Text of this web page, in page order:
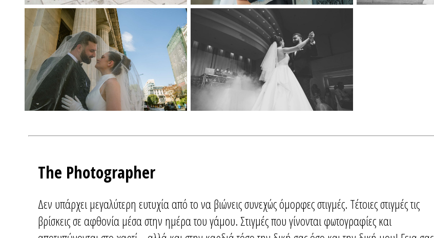
The Photographer
Δεν υπάρχει μεγαλύτερη ευτυχία από το να βιώνεις συνεχώς όμορφες στιγμές. Τέτοιες στιγμές τις
βρίσκεις σε αφθονία μέσα στην ημέρα του γάμου. Στιγμές που γίνονται φωτογραφίες και